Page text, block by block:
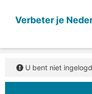
Verbeter je
U bent niet